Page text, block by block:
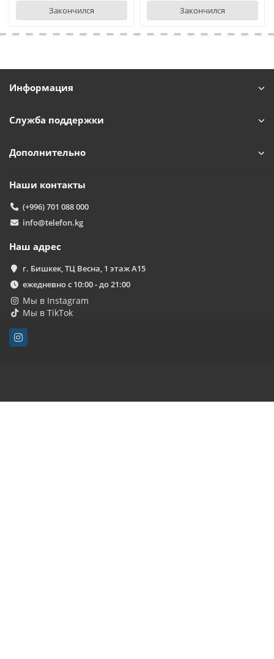
Закончился Закончился
Информация
Служба поддержки
Дополнительно
Наши контакты
(+996) 701 088 000
info@telefon.kg
Наш адрес
г. Бишкек, ТЦ Весна, 1 этаж А15
ежедневно с 10:00 - до 21:00
Мы в Instagram
Мы в TikTok